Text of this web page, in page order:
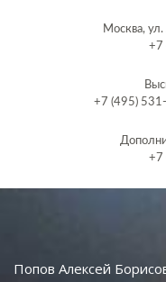
Москва,
+7
+7 (495)
+7
Попов Алексей